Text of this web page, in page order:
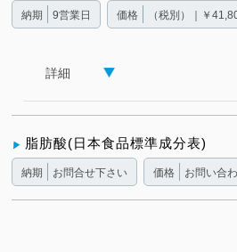
納期 9営業日 価格 （税別）｜￥
詳細
脂肪酸(日本食品標準成分表)
納期 お問合せ下さい 価格 お問い合